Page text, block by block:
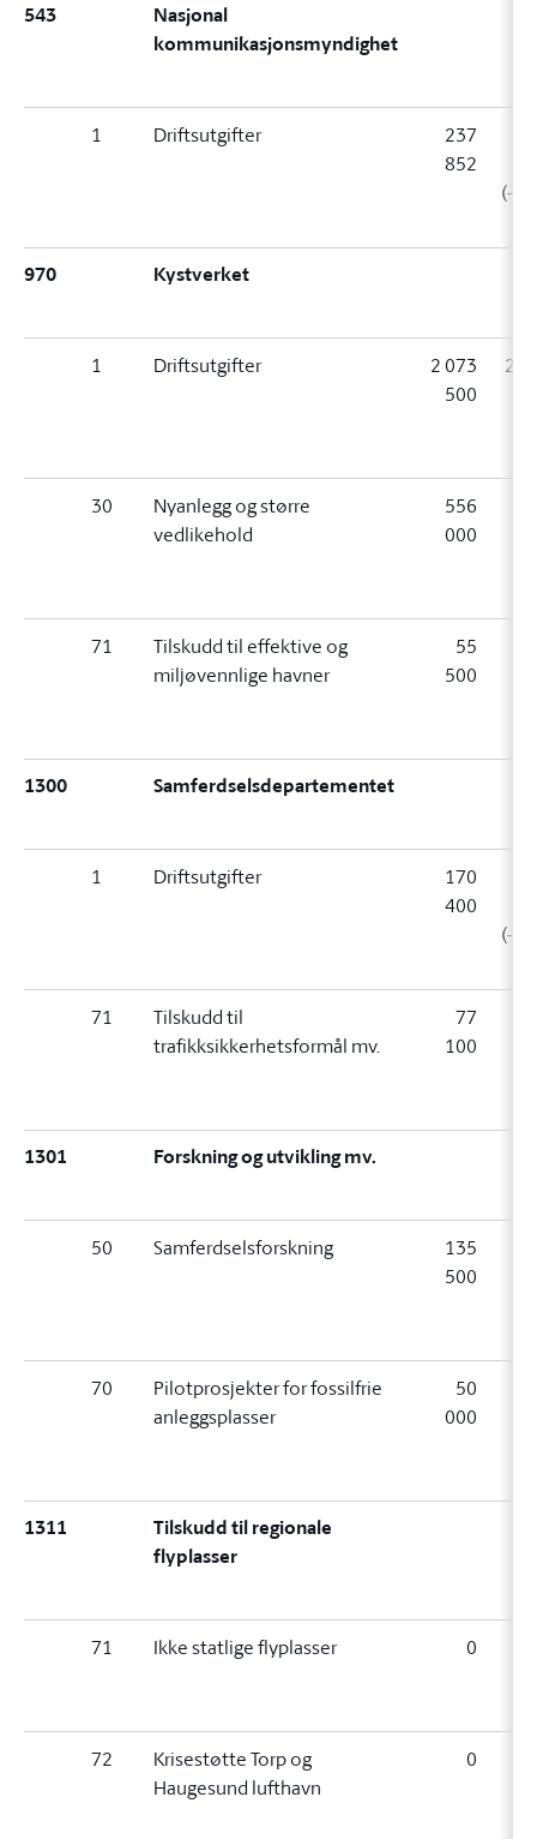
543
Nasjonal
kommunikasjonsmyndighet
1 Driftsutgifter
237
852
(-
970 Kystverket
1 Driftsutgifter
2 073
500
2
30
Nyanlegg og større
vedlikehold
556
000
71
Tilskudd til effektive og
miljøvennlige havner
55
500
1300 Samferdselsdepartementet
1 Driftsutgifter
170
400
(-
71
Tilskudd til
trafikksikkerhetsformål mv.
77
100
1301 Forskning og utvikling mv.
50 Samferdselsforskning
135
500
70
Pilotprosjekter for fossilfrie
anleggsplasser
50
000
1311
Tilskudd til regionale
flyplasser
71 Ikke statlige flyplasser 0
72
Krisestøtte Torp og
Haugesund lufthavn
0